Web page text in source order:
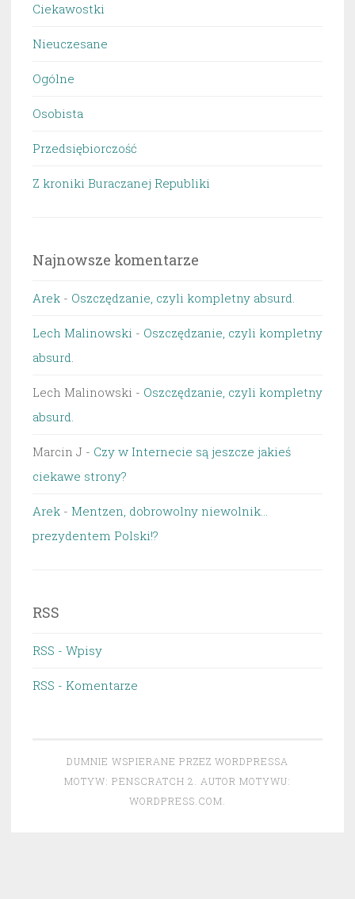
Ciekawostki
Nieuczesane
Ogólne
Osobista
Przedsiębiorczość
Z kroniki Buraczanej Republiki
Najnowsze komentarze
Arek - Oszczędzanie, czyli kompletny absurd.
Lech Malinowski - Oszczędzanie, czyli kompletny
absurd.
Lech Malinowski - Oszczędzanie, czyli kompletny
absurd.
Marcin J - Czy w Internecie są jeszcze jakieś
ciekawe strony?
Arek - Mentzen, dobrowolny niewolnik…
prezydentem Polski!?
RSS
RSS - Wpisy
RSS - Komentarze
DUMNIE WSPIERANE PRZEZ WORDPRESSA
MOTYW: PENSCRATCH 2. AUTOR MOTYWU:
WORDPRESS.COM.